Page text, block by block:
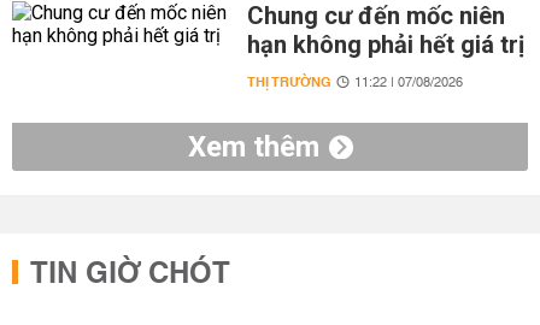
Chung cư đến mốc niên
hạn không phải hết giá trị
THỊ TRƯỜNG 11:22 | 07/08/2026
Xem thêm
TIN GIỜ CHÓT